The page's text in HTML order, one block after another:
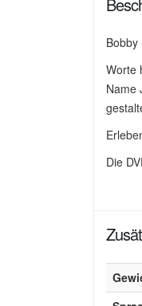
Bobby
Worte
Name
Die